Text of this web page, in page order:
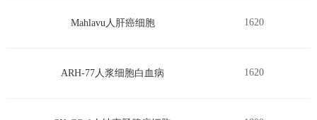
Mahlavu人肝癌细胞 1620
ARH-77人浆细胞白血病 1620